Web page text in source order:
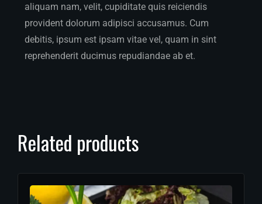
aliquam nam, velit, cupiditate quis reiciendis
provident dolorum adipisci accusamus. Cum
debitis, ipsum est ipsam vitae vel, quam in sint
reprehenderit ducimus repudiandae ab et.
Related products